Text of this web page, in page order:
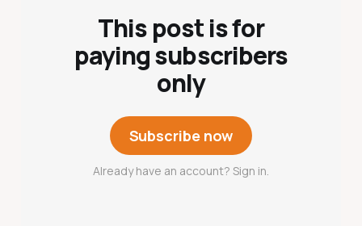
This post is for
paying subscribers
only
Subscribe now
Already have an account? Sign in.